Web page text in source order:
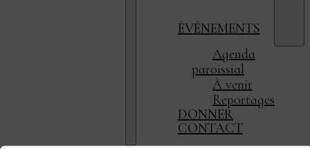
ÉVÉNEMENTS
Agenda
paroissial
À venir
Reportages
DONNER
CONTACT